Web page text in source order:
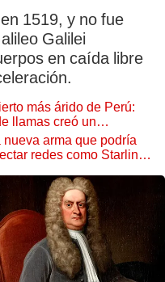
1519, y no fue
Galilei
en caída libre
más árido de Perú:
llamas creó un
arma que podría
redes como Starlink